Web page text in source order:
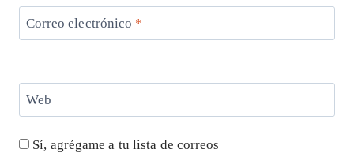
Correo electrónico *
Web
Sí, agrégame a tu lista de correos